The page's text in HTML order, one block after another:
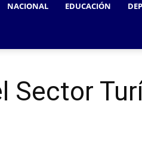
NACIONAL EDUCACIÓN
Sector